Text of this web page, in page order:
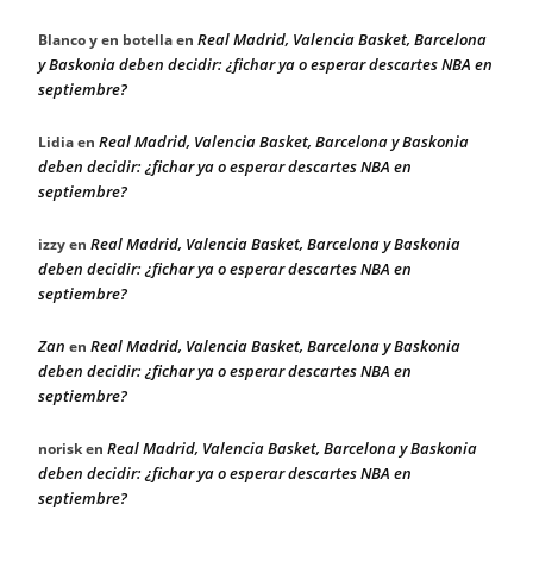
Blanco y en botellaen Real Madrid, Valencia Basket, Barcelona
y Baskonia deben decidir: ¿fichar ya o esperar descartes NBA en
septiembre?
Lidiaen Real Madrid, Valencia Basket, Barcelona y Baskonia
deben decidir: ¿fichar ya o esperar descartes NBA en
septiembre?
izzyen Real Madrid, Valencia Basket, Barcelona y Baskonia
deben decidir: ¿fichar ya o esperar descartes NBA en
septiembre?
Zan en Real Madrid, Valencia Basket, Barcelona y Baskonia
deben decidir: ¿fichar ya o esperar descartes NBA en
septiembre?
norisken Real Madrid, Valencia Basket, Barcelona y Baskonia
deben decidir: ¿fichar ya o esperar descartes NBA en
septiembre?